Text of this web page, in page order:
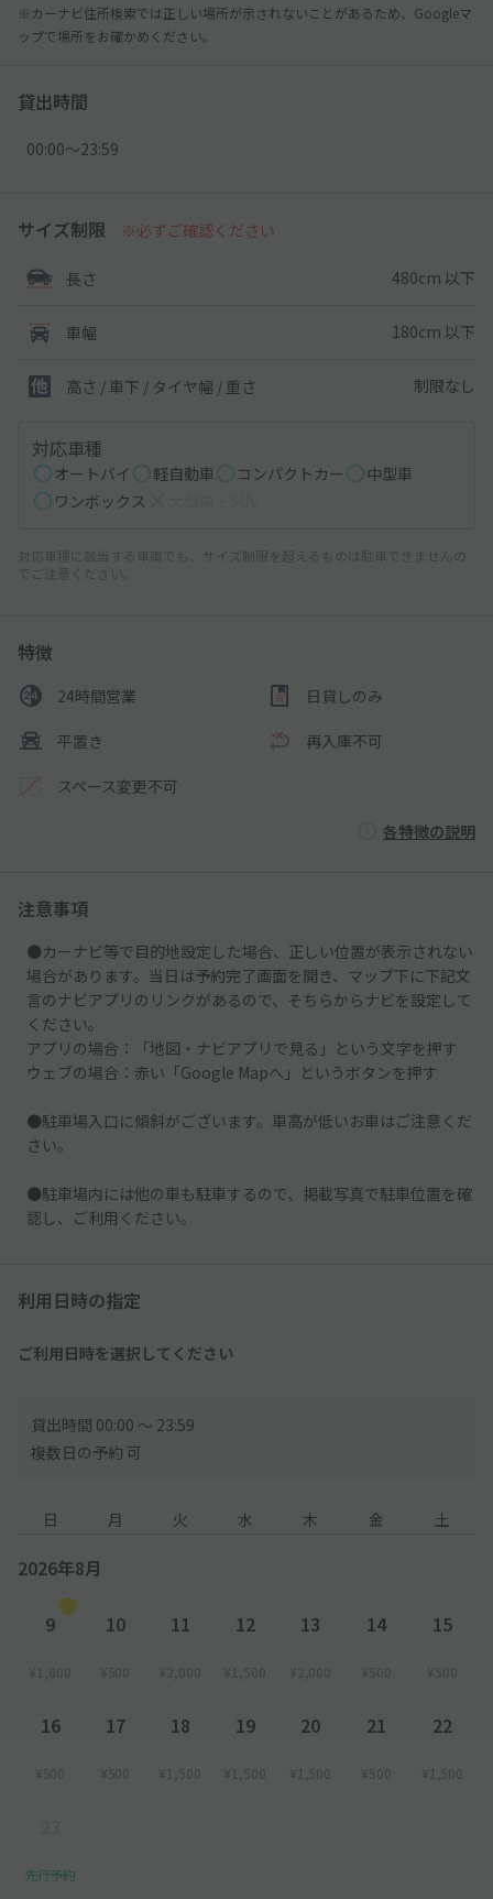
※カーナビ住所検索では正しい場所が示されないことがあるため、Googleマ
ップで場所をお確かめください。
貸出時間
00:00〜23:59
サイズ制限 ※必ずご確認ください
長さ 480cm 以下
車幅 180cm 以下
高さ / 車下 / タイヤ幅 / 重さ 制限なし
対応車種
オートバイ 軽自動車 コンパクトカー
中型車
ワンボックス
対応車種に該当する車両でも、サイズ制限を超えるものは駐車できませんの
でご注意ください。
特徴
24時間営業 日貸しのみ
平置き 再入庫不可
スペース変更不可
各特徴の説明
注意事項
●カーナビ等で目的地設定した場合、正しい位置が表示されない
場合があります。当日は予約完了画面を開き、マップ下に下記文
言のナビアプリのリンクがあるので、そちらからナビを設定して
ください。
アプリの場合：「地図・ナビアプリで見る」という文字を押す
ウェブの場合：赤い「Google Mapへ」というボタンを押す
●駐車場入口に傾斜がございます。車高が低いお車はご注意くだ
さい。
●駐車場内には他の車も駐車するので、掲載写真で駐車位置を確
認し、ご利用ください。
利用日時の指定
ご利用日時を選択してください
貸出時間 00:00 〜 23:59
複数日の予約 可
日 月 火 水 木 金 土
2026年8月
9
¥1,800
10
¥500
11
¥2,000
12
¥1,500
13
¥2,000
14
¥500
15
¥500
16
¥500
17
¥500
18
¥1,500
19
¥1,500
20
¥1,500
21
¥500
22
¥1,500
先行予約